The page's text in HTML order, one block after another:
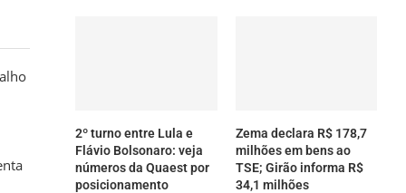
2º turno entre Lula e
Flávio Bolsonaro: veja
números da Quaest por
posicionamento
Zema declara R$ 178,7
milhões em bens ao
TSE; Girão informa R$
34,1 milhões